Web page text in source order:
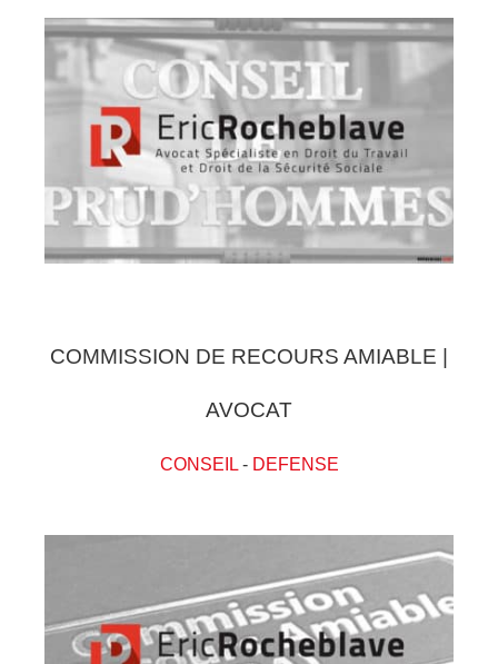
COMMISSION DE RECOURS AMIABLE |
AVOCAT
CONSEIL- DEFENSE